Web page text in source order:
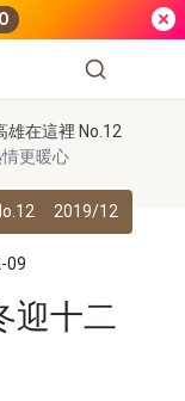
雄在這裡 No.12
更暖心
2019/12
09
迎十二